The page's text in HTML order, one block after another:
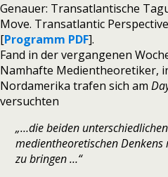
Genauer: Transatlantische
Move. Transatlantic
[Programm PDF].
Fand in der vergangenen
Namhafte Medientheoretiker,
Nordamerika trafen sich am
versuchten
„…die beiden
medientheoretischen
zu bringen …“